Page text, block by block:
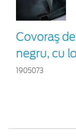
Covoraş
negru, cu
1905073